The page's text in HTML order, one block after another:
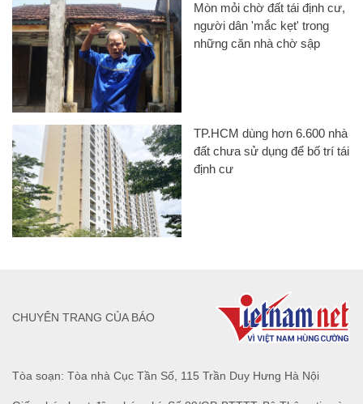
Mòn mỏi chờ đất tái định cư,
người dân 'mắc kẹt' trong
những căn nhà chờ sập
TP.HCM dùng hơn 6.600 nhà
đất chưa sử dụng để bố trí tái
định cư
Tòa soạn: Tòa nhà Cục Tần Số, 115 Trần Duy Hưng Hà Nội
CHUYÊN TRANG CỦA BÁO